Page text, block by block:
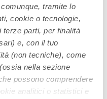
tramite lo
cookie o tecnologie,
parti, per finalità
e, con il tuo
(non tecniche), come
nella sezione
possono comprendere
analitici o statistici e
significati. Scopriamoli
di Rosh Ha-Shanah è un
rinnovo spirituale. Durante
avuto durante